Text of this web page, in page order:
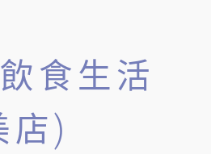
食生活
店)